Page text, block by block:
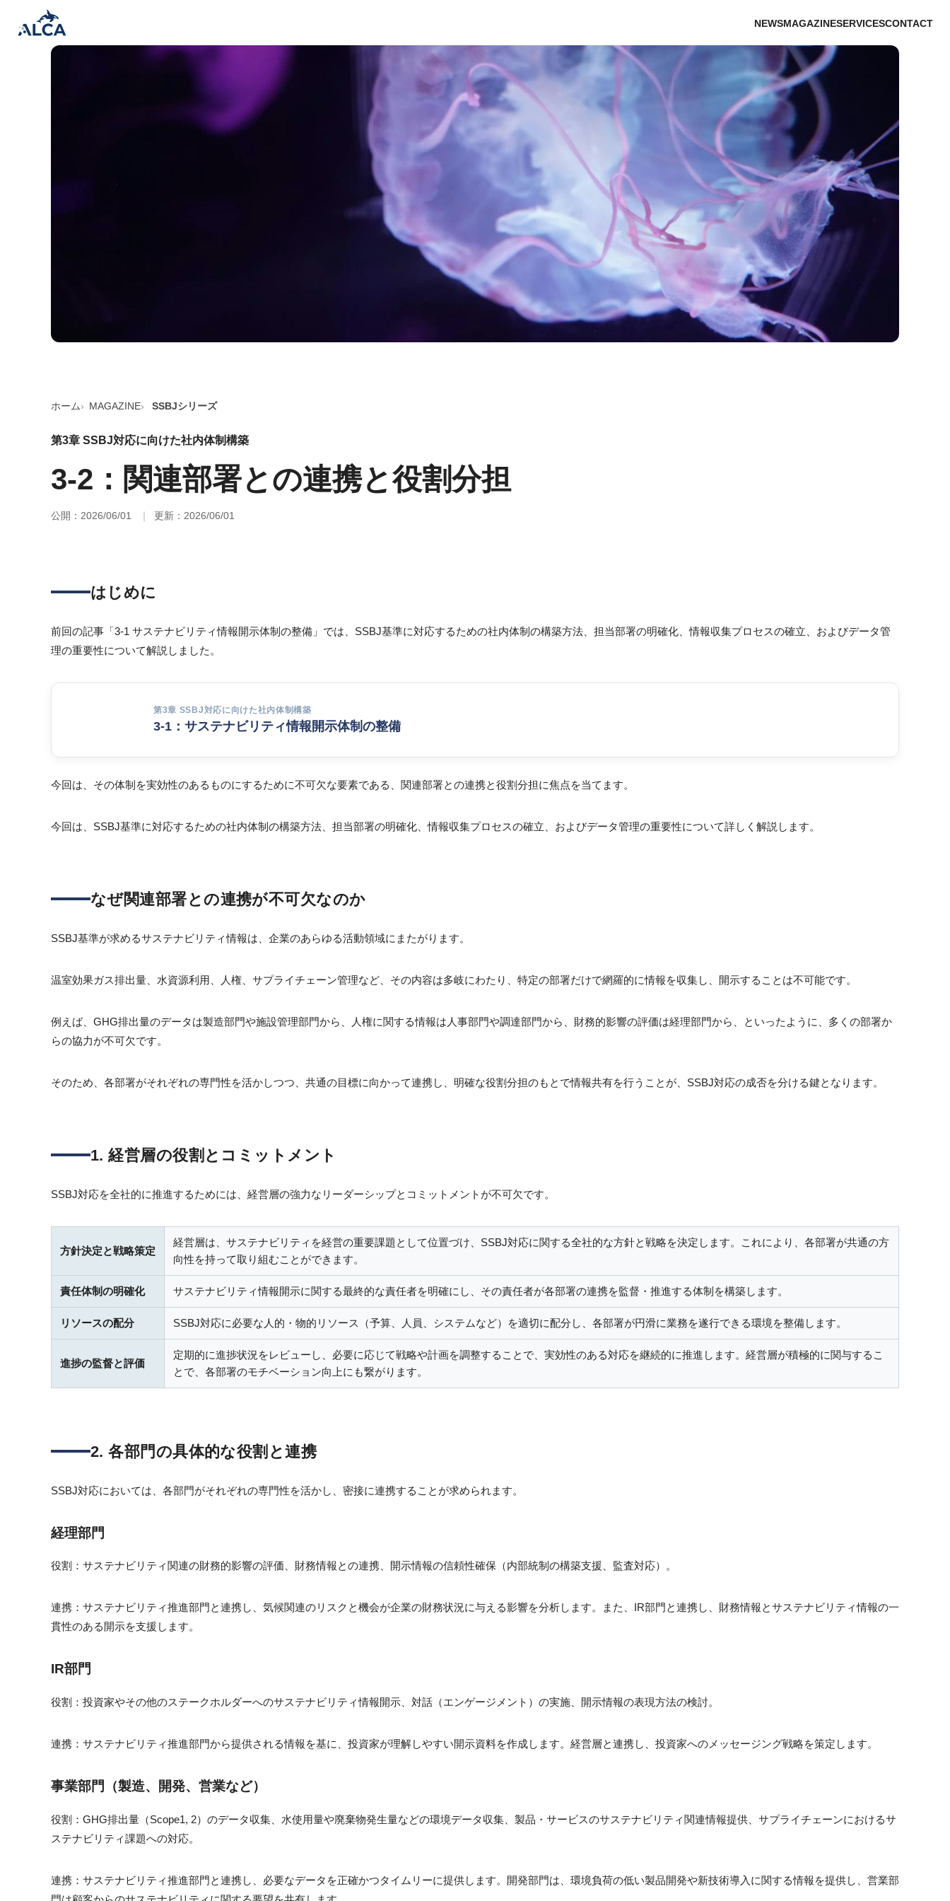
NEWSMAGAZINESERVICESCONTACT
ホーム MAGAZINE SSBJシリーズ
第3章 SSBJ対応に向けた社内体制構築
3-2：関連部署との連携と役割分担
公開：2026/06/01 更新：2026/06/01
はじめに
前回の記事「3-1 サステナビリティ情報開示体制の整備」では、SSBJ基準に対応するための社内体制の構築方法、担当部署の明確化、情報収集プロセスの確立、およびデータ管
理の重要性について解説しました。
第3章 SSBJ対応に向けた社内体制構築
3-1：サステナビリティ情報開示体制の整備
今回は、その体制を実効性のあるものにするために不可欠な要素である、関連部署との連携と役割分担に焦点を当てます。
今回は、SSBJ基準に対応するための社内体制の構築方法、担当部署の明確化、情報収集プロセスの確立、およびデータ管理の重要性について詳しく解説します。
なぜ関連部署との連携が不可欠なのか
SSBJ基準が求めるサステナビリティ情報は、企業のあらゆる活動領域にまたがります。
温室効果ガス排出量、水資源利用、人権、サプライチェーン管理など、その内容は多岐にわたり、特定の部署だけで網羅的に情報を収集し、開示することは不可能です。
例えば、GHG排出量のデータは製造部門や施設管理部門から、人権に関する情報は人事部門や調達部門から、財務的影響の評価は経理部門から、といったように、多くの部署か
らの協力が不可欠です。
そのため、各部署がそれぞれの専門性を活かしつつ、共通の目標に向かって連携し、明確な役割分担のもとで情報共有を行うことが、SSBJ対応の成否を分ける鍵となります。
1. 経営層の役割とコミットメント
SSBJ対応を全社的に推進するためには、経営層の強力なリーダーシップとコミットメントが不可欠です。
方針決定と戦略策定​
経営層は、サステナビリティを経営の重要課題として位置づけ、SSBJ対応に関する全社的な方針と戦略を決定します。これにより、各部署が共通の方
向性を持って取り組むことができます。
責任体制の明確化 サステナビリティ情報開示に関する最終的な責任者を明確にし、その責任者が各部署の連携を監督・推進する体制を構築します。
リソースの配分 SSBJ対応に必要な人的・物的リソース（予算、人員、システムなど）を適切に配分し、各部署が円滑に業務を遂行できる環境を整備します。
進捗の監督と評価
定期的に進捗状況をレビューし、必要に応じて戦略や計画を調整することで、実効性のある対応を継続的に推進します。経営層が積極的に関与するこ
とで、各部署のモチベーション向上にも繋がります。
2. 各部門の具体的な役割と連携
SSBJ対応においては、各部門がそれぞれの専門性を活かし、密接に連携することが求められます。
経理部門
役割：サステナビリティ関連の財務的影響の評価、財務情報との連携、開示情報の信頼性確保（内部統制の構築支援、監査対応）。
連携：サステナビリティ推進部門と連携し、気候関連のリスクと機会が企業の財務状況に与える影響を分析します。また、IR部門と連携し、財務情報とサステナビリティ情報の一
貫性のある開示を支援します。
IR部門
役割​：投資家やその他のステークホルダーへのサステナビリティ情報開示、対話（エンゲージメント）の実施、開示情報の表現方法の検討。
連携​：サステナビリティ推進部門から提供される情報を基に、投資家が理解しやすい開示資料を作成します。経営層と連携し、投資家へのメッセージング戦略を策定します。
事業部門（製造、開発、営業など）
役割：GHG排出量（Scope1, 2）のデータ収集、水使用量や廃棄物発生量などの環境データ収集、製品・サービスのサステナビリティ関連情報提供、サプライチェーンにおけるサ
ステナビリティ課題への対応。
連携：サステナビリティ推進部門と連携し、必要なデータを正確かつタイムリーに提供します。開発部門は、環境負荷の低い製品開発や新技術導入に関する情報を提供し、営業部